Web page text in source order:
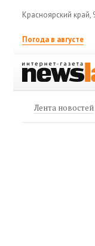
Красноярский край,
Погода в августе
Лента новостей